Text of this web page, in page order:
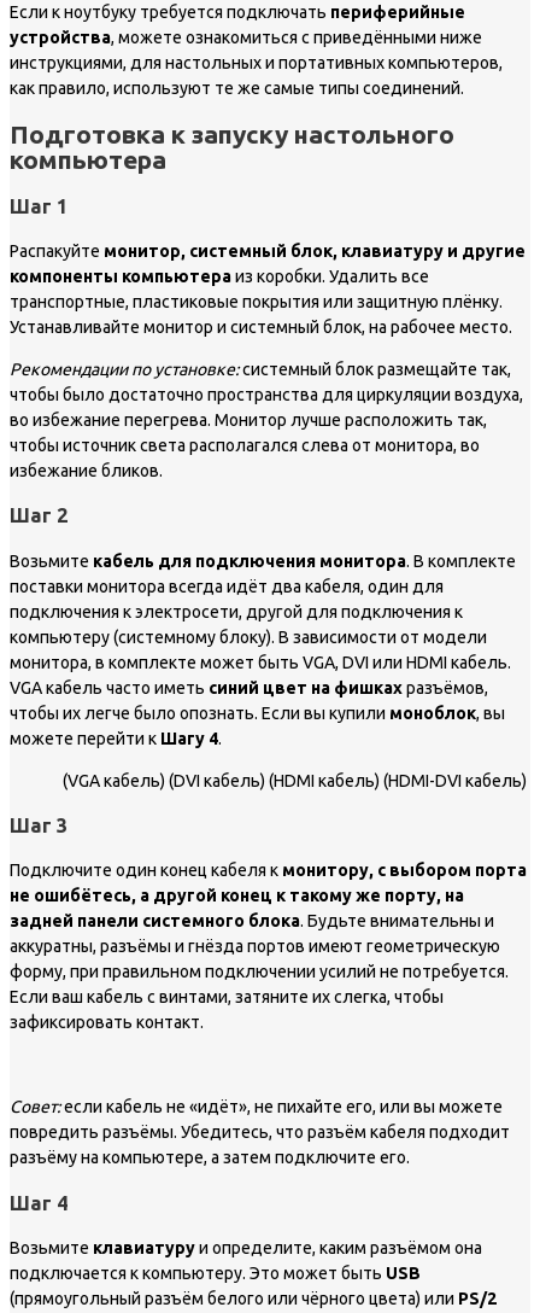
Если к ноутбуку требуется подключать периферийные
устройства, можете ознакомиться с приведёнными ниже
инструкциями, для настольных и портативных компьютеров,
как правило, используют те же самые типы соединений.
Подготовка к запуску настольного
компьютера
Шаг 1
Распакуйте монитор, системный блок, клавиатуру и другие
компоненты компьютераиз коробки. Удалить все
транспортные, пластиковые покрытия или защитную плёнку.
Устанавливайте монитор и системный блок, на рабочее место.
Рекомендации по установке:системный блок размещайте так,
чтобы было достаточно пространства для циркуляции воздуха,
во избежание перегрева. Монитор лучше расположить так,
чтобы источник света располагался слева от монитора, во
избежание бликов.
Шаг 2
Возьмите кабель для подключения монитора. В комплекте
поставки монитора всегда идёт два кабеля, один для
подключения к электросети, другой для подключения к
компьютеру (системному блоку). В зависимости от модели
монитора, в комплекте может быть VGA, DVI или HDMI кабель.
VGA кабель часто иметь синий цвет на фишкахразъёмов,
чтобы их легче было опознать. Если вы купили моноблок, вы
можете перейти к Шагу 4.
(VGA кабель) (DVI кабель) (HDMI кабель) (HDMI-DVI кабель)
Шаг 3
Подключите один конец кабеля к монитору, с выбором порта
не ошибётесь, а другой конец к такому же порту, на
задней панели системного блока. Будьте внимательны и
аккуратны, разъёмы и гнёзда портов имеют геометрическую
форму, при правильном подключении усилий не потребуется.
Если ваш кабель с винтами, затяните их слегка, чтобы
зафиксировать контакт.
Совет:если кабель не «идёт», не пихайте его, или вы можете
повредить разъёмы. Убедитесь, что разъём кабеля подходит
разъёму на компьютере, а затем подключите его.
Шаг 4
Возьмите клавиатуруи определите, каким разъёмом она
подключается к компьютеру. Это может быть USB
(прямоугольный разъём белого или чёрного цвета) или PS/2